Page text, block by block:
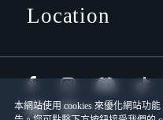
本網站使用 cookies 來優化網站功
Location